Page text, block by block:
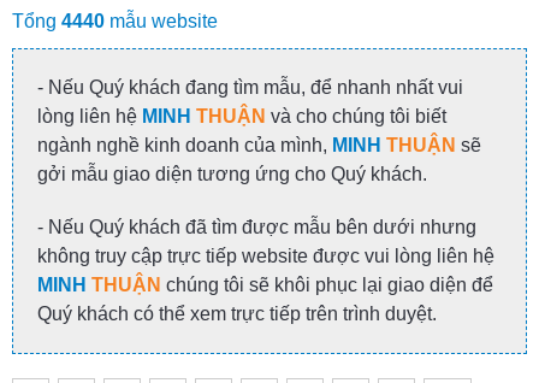
Tổng 4440 mẫu website
- Nếu Quý khách đang tìm mẫu, để nhanh nhất vui
lòng liên hệ MINH THUẬN và cho chúng tôi biết
ngành nghề kinh doanh của mình, MINH THUẬN sẽ
gởi mẫu giao diện tương ứng cho Quý khách.
- Nếu Quý khách đã tìm được mẫu bên dưới nhưng
không truy cập trực tiếp website được vui lòng liên hệ
MINH THUẬN chúng tôi sẽ khôi phục lại giao diện để
Quý khách có thể xem trực tiếp trên trình duyệt.